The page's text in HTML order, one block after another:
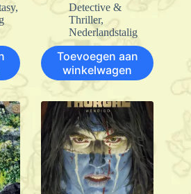
,
Detective &
Thriller,
Nederlandstalig
Toevoegen aan
winkelwagen